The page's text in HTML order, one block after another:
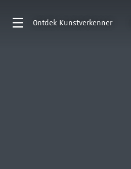
Ontdek Kunstverkenner